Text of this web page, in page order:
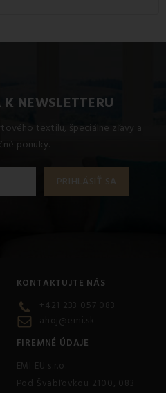
NEWSLETTERU
textilu, špeciálne zľavy a
ponuky.
KONTAKTUJTE NÁS
+421 233 057 083
ahoj@emi.sk
FIREMNÉ ÚDAJE
EMI EU s.r.o.
Pod Švabľovkou 2100, 083